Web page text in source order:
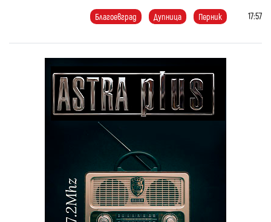
Благоевград Дупница Перник 17:57